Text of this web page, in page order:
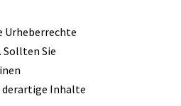
Urheberrechte
Sie
derartige Inhalte